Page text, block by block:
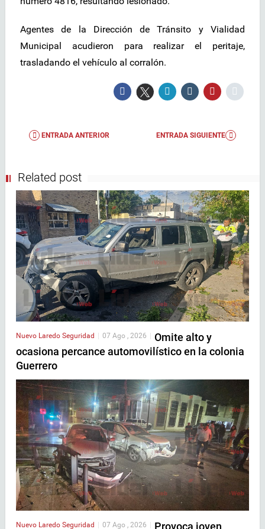
Agentes de la Dirección de Tránsito y Vialidad
Municipal acudieron para realizar el peritaje,
trasladando el vehículo al corralón.
ENTRADA ANTERIOR ENTRADA SIGUIENTE
Related post
Nuevo Laredo Seguridad 07 Ago , 2026
Omite alto y
ocasiona percance automovilístico en la colonia
Guerrero
Nuevo Laredo Seguridad 07 Ago , 2026
Provoca joven